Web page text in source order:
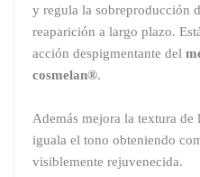
y regula la sobreproducción
reaparición a largo plazo.
acción despigmentante del
cosmelan®.
Además mejora la textura
iguala el tono obteniendo
visiblemente rejuvenecida.